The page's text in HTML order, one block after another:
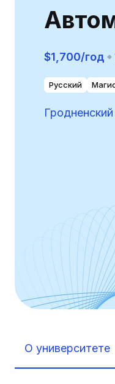
$1,700/год
Русский
О университете